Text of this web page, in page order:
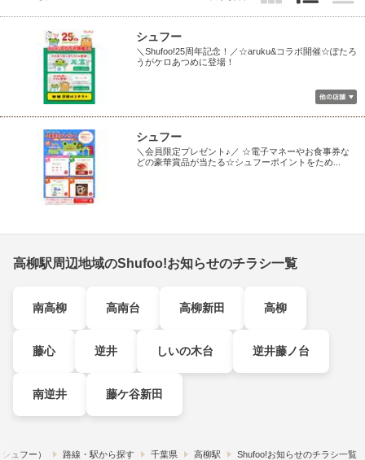
シュフー
＼Shufoo!25周年記念！／☆aruku&コラボ開催☆ぽたろ
うがケロあつめに登場！
シュフー
＼会員限定プレゼント♪／ ☆電子マネーやお食事券な
どの豪華賞品が当たる☆シュフーポイントをため...
高柳駅周辺地域のShufoo!お知らせのチラシ一覧
南高柳 高南台 高柳新田 高柳
藤心 逆井 しいの木台 逆井藤ノ台
南逆井 藤ケ谷新田
ュフー） 路線・駅から探す 千葉県 高柳駅 Shufoo!お知らせのチラシ一覧